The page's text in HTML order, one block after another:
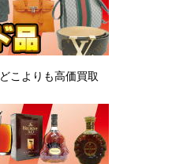
どこよりも高価買取